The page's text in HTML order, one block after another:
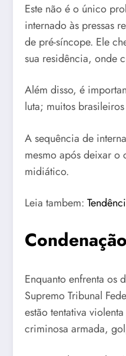
Este não é o único
internado às pressas
de pré-síncope. Ele
sua residência, onde
Além disso, é
luta; muitos
A sequência de
mesmo após deixar
midiático.
Leia tambem:
Enquanto enfrenta os
Supremo Tribunal
estão tentativa
criminosa armada,